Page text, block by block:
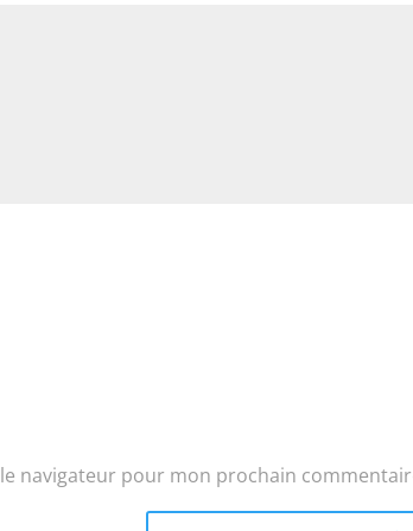
navigateur pour mon prochain